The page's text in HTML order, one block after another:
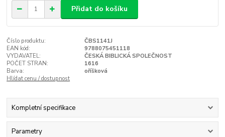
Přidat do košíku
Číslo produktu:
ČBS1141J
EAN kód:
9788075451118
VYDAVATEL:
ČESKÁ BIBLICKÁ SPOLEČNOST
POČET STRAN:
1616
Barva:
oříšková
Hlídat cenu / dostupnost
Kompletní specifikace
Parametry